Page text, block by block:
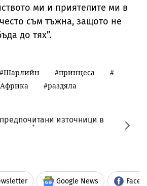
ми и приятелите ми в
съм тъжна, защото не
до тях”.
Шарлийн
принцеса
раздяла
източници в
Google News